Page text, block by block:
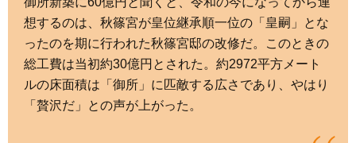
想するのは、秋篠宮が皇位継承順一位の「皇嗣」とな
ったのを期に行われた秋篠宮邸の改修だ。このときの
総工費は当初約30億円とされた。約2972平方メート
ルの床面積は「御所」に匹敵する広さであり、やはり
「贅沢だ」との声が上がった。